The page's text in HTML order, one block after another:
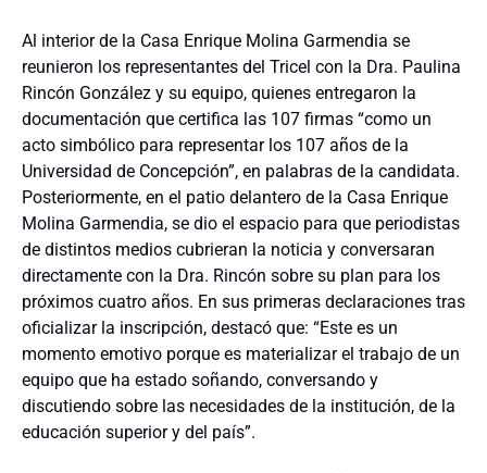
Al interior de la Casa Enrique Molina Garmendia se
reunieron los representantes del Tricel con la Dra. Paulina
Rincón González y su equipo, quienes entregaron la
documentación que certifica las 107 firmas “como un
acto simbólico para representar los 107 años de la
Universidad de Concepción”, en palabras de la candidata.
Posteriormente, en el patio delantero de la Casa Enrique
Molina Garmendia, se dio el espacio para que periodistas
de distintos medios cubrieran la noticia y conversaran
directamente con la Dra. Rincón sobre su plan para los
próximos cuatro años. En sus primeras declaraciones tras
oficializar la inscripción, destacó que: “Este es un
momento emotivo porque es materializar el trabajo de un
equipo que ha estado soñando, conversando y
discutiendo sobre las necesidades de la institución, de la
educación superior y del país”.